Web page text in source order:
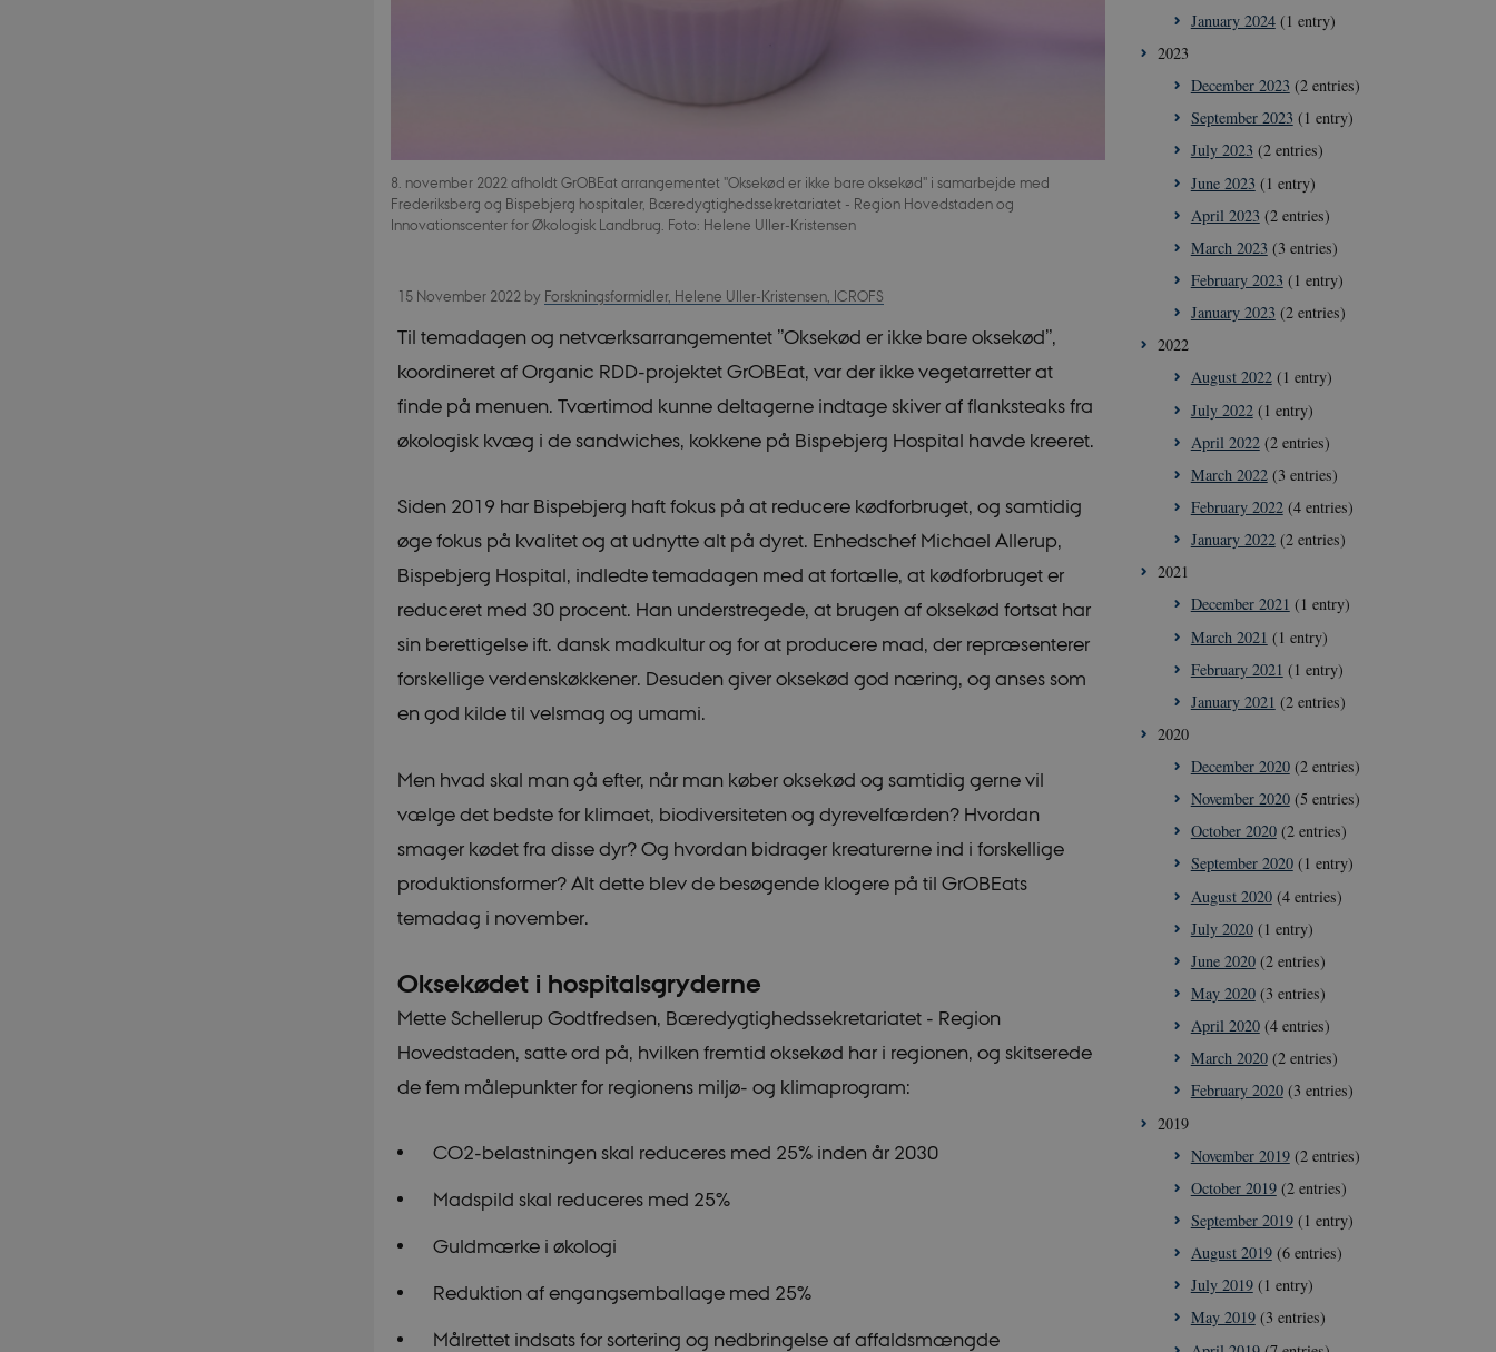
8. november 2022 afholdt GrOBEat arrangementet "Oksekød er ikke bare oksekød" i samarbejde med
Frederiksberg og Bispebjerg hospitaler, Bæredygtighedssekretariatet - Region Hovedstaden og
Innovationscenter for Økologisk Landbrug. Foto: Helene Uller-Kristensen
15 November 2022 by Forskningsformidler, Helene Uller-Kristensen, ICROFS
Til temadagen og netværksarrangementet ”Oksekød er ikke bare oksekød”,
koordineret af Organic RDD-projektet GrOBEat, var der ikke vegetarretter at
finde på menuen. Tværtimod kunne deltagerne indtage skiver af flanksteaks fra
økologisk kvæg i de sandwiches, kokkene på Bispebjerg Hospital havde kreeret.
Siden 2019 har Bispebjerg haft fokus på at reducere kødforbruget, og samtidig
øge fokus på kvalitet og at udnytte alt på dyret. Enhedschef Michael Allerup,
Bispebjerg Hospital, indledte temadagen med at fortælle, at kødforbruget er
reduceret med 30 procent. Han understregede, at brugen af oksekød fortsat har
sin berettigelse ift. dansk madkultur og for at producere mad, der repræsenterer
forskellige verdenskøkkener. Desuden giver oksekød god næring, og anses som
en god kilde til velsmag og umami.
Men hvad skal man gå efter, når man køber oksekød og samtidig gerne vil
vælge det bedste for klimaet, biodiversiteten og dyrevelfærden? Hvordan
smager kødet fra disse dyr? Og hvordan bidrager kreaturerne ind i forskellige
produktionsformer? Alt dette blev de besøgende klogere på til GrOBEats
temadag i november.
Oksekødet i hospitalsgryderne
Mette Schellerup Godtfredsen, Bæredygtighedssekretariatet - Region
Hovedstaden, satte ord på, hvilken fremtid oksekød har i regionen, og skitserede
de fem målepunkter for regionens miljø- og klimaprogram:
CO2-belastningen skal reduceres med 25% inden år 2030
Madspild skal reduceres med 25%
Guldmærke i økologi
Reduktion af engangsemballage med 25%
Målrettet indsats for sortering og nedbringelse af affaldsmængde
January 2024(1 entry)
2023
December 2023 (2 entries)
September 2023 (1 entry)
July 2023 (2 entries)
June 2023 (1 entry)
April 2023 (2 entries)
March 2023 (3 entries)
February 2023 (1 entry)
January 2023 (2 entries)
2022
August 2022(1 entry)
July 2022(1 entry)
April 2022(2 entries)
March 2022(3 entries)
February 2022(4 entries)
January 2022(2 entries)
2021
December 2021 (1 entry)
March 2021 (1 entry)
February 2021 (1 entry)
January 2021 (2 entries)
2020
December 2020(2 entries)
November 2020(5 entries)
October 2020(2 entries)
September 2020(1 entry)
August 2020(4 entries)
July 2020(1 entry)
June 2020(2 entries)
May 2020(3 entries)
April 2020(4 entries)
March 2020(2 entries)
February 2020(3 entries)
2019
November 2019(2 entries)
October 2019(2 entries)
September 2019(1 entry)
August 2019(6 entries)
July 2019(1 entry)
May 2019(3 entries)